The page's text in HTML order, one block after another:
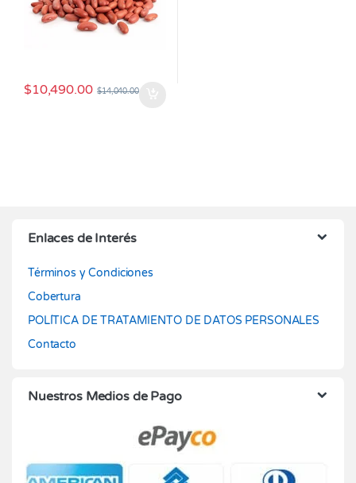
$10,490.00 $14,040.00
Enlaces de Interés
Términos y Condiciones
Cobertura
POLÍTICA DE TRATAMIENTO DE DATOS PERSONALES
Contacto
Nuestros Medios de Pago